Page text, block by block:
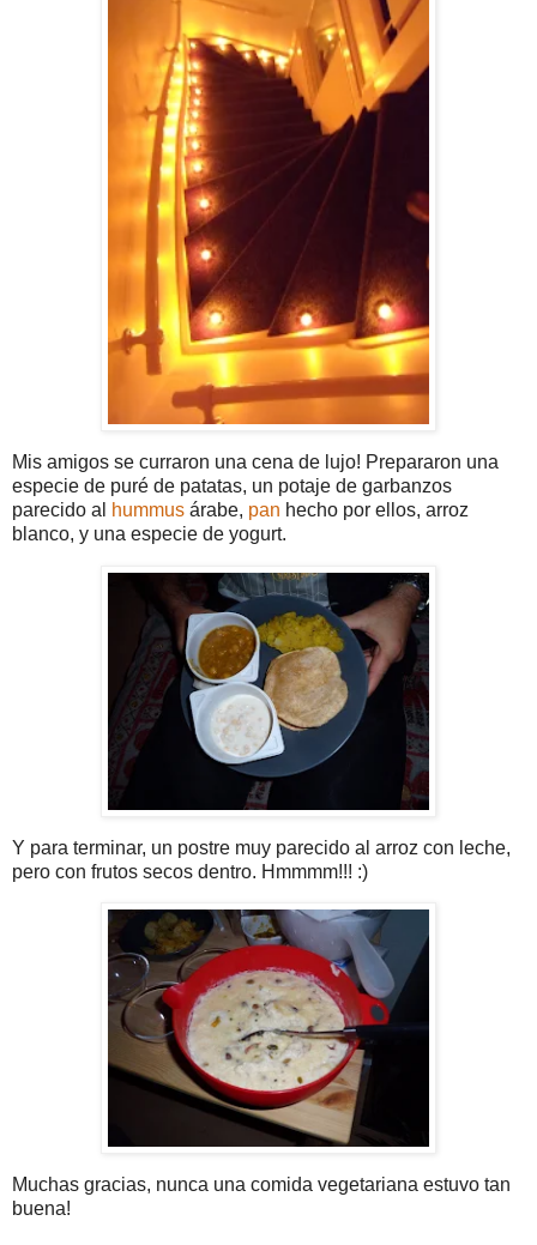
Mis amigos se curraron una cena de lujo! Prepararon una
especie de puré de patatas, un potaje de garbanzos
parecido al
hummus árabe, pan hecho por ellos, arroz
blanco, y una especie de yogurt.
Y para terminar, un postre muy parecido al arroz con leche,
pero con frutos secos dentro. Hmmmm!!! :)
Muchas gracias, nunca una comida vegetariana estuvo tan
buena!